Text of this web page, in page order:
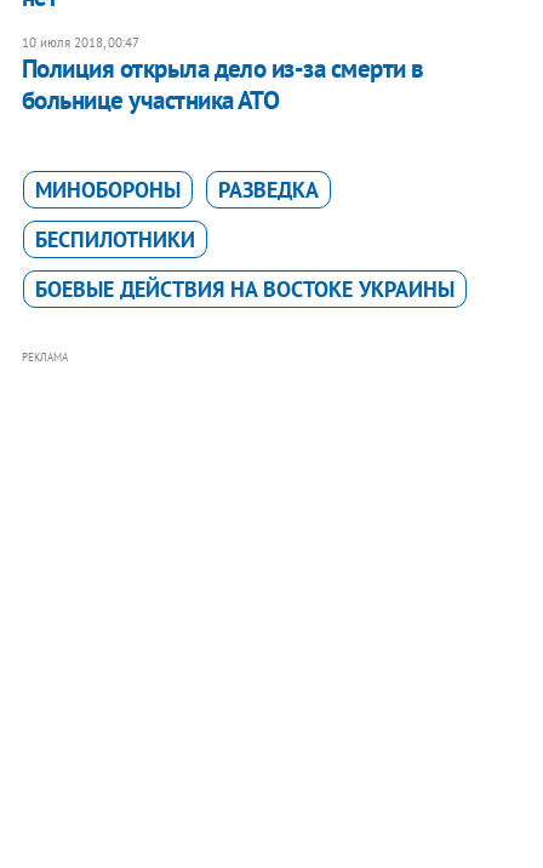
10 июля 2018, 00:47
Полиция открыла дело из-за смерти в
больнице участника АТО
МИНОБОРОНЫ
РАЗВЕДКА
БЕСПИЛОТНИКИ
БОЕВЫЕ ДЕЙСТВИЯ НА ВОСТОКЕ УКРАИНЫ
РЕКЛАМА